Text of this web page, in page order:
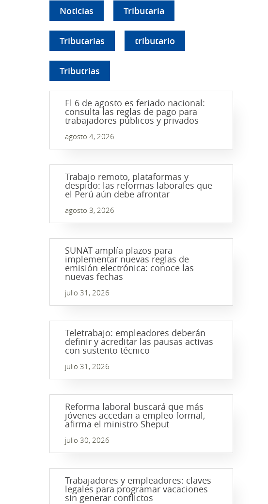
Noticias Tributaria
Tributarias tributario
Tributrias
El 6 de agosto es feriado nacional:
consulta las reglas de pago para
trabajadores públicos y privados
agosto 4, 2026
Trabajo remoto, plataformas y
despido: las reformas laborales que
el Perú aún debe afrontar
agosto 3, 2026
SUNAT amplía plazos para
implementar nuevas reglas de
emisión electrónica: conoce las
nuevas fechas
julio 31, 2026
Teletrabajo: empleadores deberán
definir y acreditar las pausas activas
con sustento técnico
julio 31, 2026
Reforma laboral buscará que más
jóvenes accedan a empleo formal,
afirma el ministro Sheput
julio 30, 2026
Trabajadores y empleadores: claves
legales para programar vacaciones
sin generar conflictos